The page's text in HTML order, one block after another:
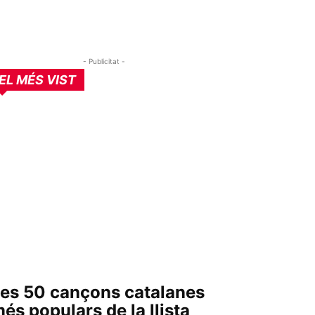
- Publicitat -
MÉS VIST
50 cançons catalanes
populars de la llista